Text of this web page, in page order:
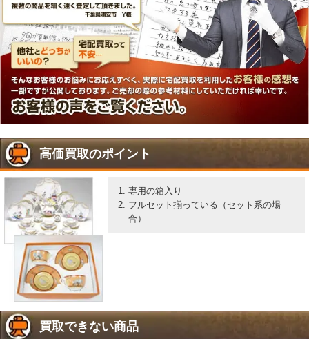
高価買取のポイント
専用の箱入り
フルセット揃っている（セット系の場
合）
買取できない商品